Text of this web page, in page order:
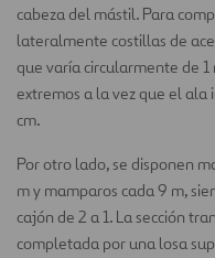
cabeza del mástil. Para
lateralmente costillas de
que varía circularmente de
extremos a la vez que el
cm.
Por otro lado, se disponen
m y mamparos cada 9 m,
cajón de 2 a 1. La sección
completada por una losa